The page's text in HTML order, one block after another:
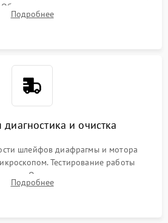
маркировка положения
заводской центровки при
Подробнее
диагностика и очистка
шлейфов диафрагмы и мотора
Тестирование работы
Очистка оптических элементов
и грибка спецрастворами без
Подробнее